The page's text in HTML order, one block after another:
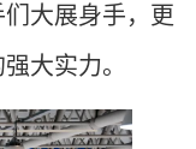
大展身手，更
大实力。